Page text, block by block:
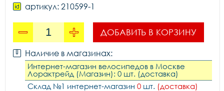
артикул: 210599-1
ДОБАВИТЬ В КОРЗИНУ
Наличие в магазинах:
Интернет-магазин велосипедов в Москве
Лорактрейд (Магазин): 0 шт. (доставка)
Склад №1 интернет-магазин 0 шт. (доставка)